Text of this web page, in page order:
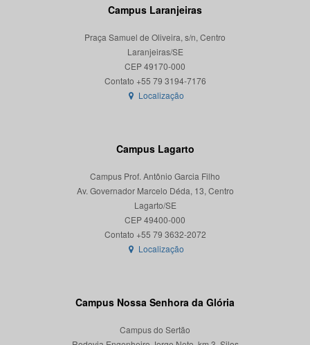
Campus Laranjeiras
Praça Samuel de Oliveira, s/n, Centro
Laranjeiras/SE
CEP 49170-000
Localização
Campus Lagarto
Campus Prof. Antônio Garcia Filho
Av. Governador Marcelo Déda, 13, Centro
Lagarto/SE
CEP 49400-000
Localização
Campus Nossa Senhora da Glória
Campus do Sertão